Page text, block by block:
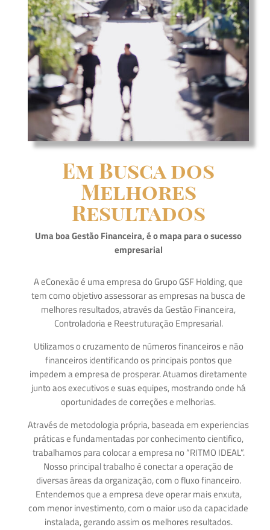
Em Busca dos
Melhores
Resultados
Uma boa Gestão Financeira, é o mapa para o sucesso
empresarial
A eConexão é uma empresa do Grupo GSF Holding, que
tem como objetivo assessorar as empresas na busca de
melhores resultados, através da Gestão Financeira,
Controladoria e Reestruturação Empresarial.
Utilizamos o cruzamento de números financeiros e não
financeiros identificando os principais pontos que
impedem a empresa de prosperar. Atuamos diretamente
junto aos executivos e suas equipes, mostrando onde há
oportunidades de correções e melhorias.
Através de metodologia própria, baseada em experiencias
práticas e fundamentadas por conhecimento cientifico,
trabalhamos para colocar a empresa no “RITMO IDEAL”.
Nosso principal trabalho é conectar a operação de
diversas áreas da organização, com o fluxo financeiro.
Entendemos que a empresa deve operar mais enxuta,
com menor investimento, com o maior uso da capacidade
instalada, gerando assim os melhores resultados.